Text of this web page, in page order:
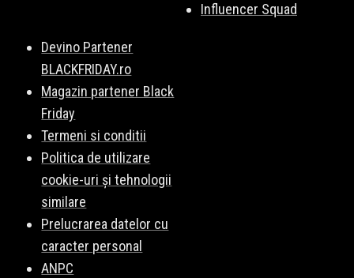
Influencer Squad
Devino Partener
BLACKFRIDAY.ro
Magazin partener Black
Friday
Termeni si conditii
Politica de utilizare
cookie-uri și tehnologii
similare
Prelucrarea datelor cu
caracter personal
ANPC